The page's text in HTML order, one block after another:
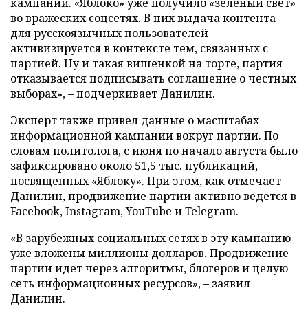
во вражеских соцсетях. В них выдача контента
для русскоязычных пользователей
активизируется в контексте тем, связанных с
партией. Ну и такая вишенкой на торте, партия
отказывается подписывать соглашение о честных
выборах», – подчеркивает Данилин.
Эксперт также привел данные о масштабах
информационной кампании вокруг партии. По
словам политолога, с июня по начало августа было
зафиксировано около 51,5 тыс. публикаций,
посвященных «Яблоку». При этом, как отмечает
Данилин, продвижение партии активно ведется в
Facebook, Instagram, YouTube и Telegram.
«В зарубежных социальных сетях в эту кампанию
уже вложены миллионы долларов. Продвижение
партии идет через алгоритмы, блогеров и целую
сеть информационных ресурсов», – заявил
Данилин.